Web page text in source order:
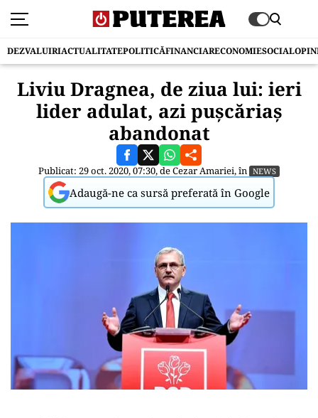
DEZVALUIRIACTUALITATEPOLITICĂFINANCIARECONOMIESOCIAL
Liviu Dragnea, de ziua lui: ieri
lider adulat, azi pușcăriaș
abandonat
Publicat: 29 oct. 2020, 07:30, deCezar Amariei, în NEWS
Adaugă-ne ca sursă preferată în Google